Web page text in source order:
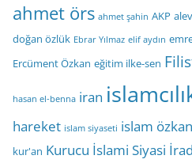
ahmet örs ahmet şahin AKP
doğan özlük Ebrar Yılmaz elif aydın
Ercüment Özkan eğitim ilke-sen
hasan el-benna iran
hareket islam siyaseti islam özkan
kur'an Kurucu İslami Siyasi